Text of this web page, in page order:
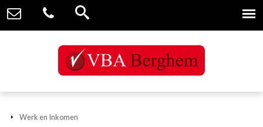
Werk en Inkomen